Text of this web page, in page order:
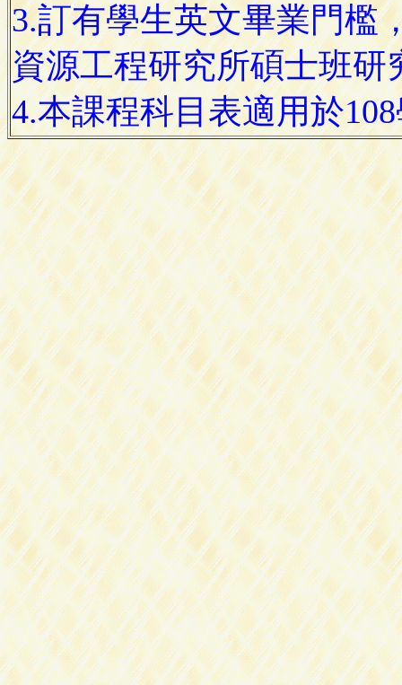
3.訂有學生英文畢業門檻
資源工程研究所碩士班研
4.本課程科目表適用於